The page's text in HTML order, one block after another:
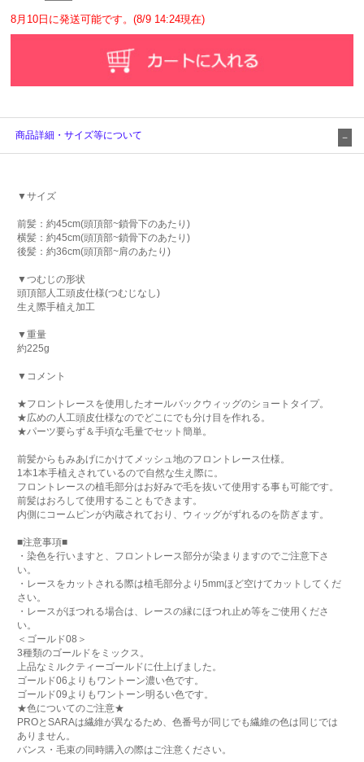
8月10日に発送可能です。(8/9 14:24現在)
商品詳細・サイズ等について
▼サイズ
前髪：約45cm(頭頂部~鎖骨下のあたり)
横髪：約45cm(頭頂部~鎖骨下のあたり)
後髪：約36cm(頭頂部~肩のあたり)
▼つむじの形状
頭頂部人工頭皮仕様(つむじなし)
生え際手植え加工
▼重量
約225g
▼コメント
★フロントレースを使用したオールバックウィッグのショートタイプ。
★広めの人工頭皮仕様なのでどこにでも分け目を作れる。
★パーツ要らず＆手頃な毛量でセット簡単。
前髪からもみあげにかけてメッシュ地のフロントレース仕様。
1本1本手植えされているので自然な生え際に。
フロントレースの植毛部分はお好みで毛を抜いて使用する事も可能です。
前髪はおろして使用することもできます。
内側にコームピンが内蔵されており、ウィッグがずれるのを防ぎます。
■注意事項■
・染色を行いますと、フロントレース部分が染まりますのでご注意下さ
い。
・レースをカットされる際は植毛部分より5mmほど空けてカットしてくだ
さい。
・レースがほつれる場合は、レースの縁にほつれ止め等をご使用くださ
い。
＜ゴールド08＞
3種類のゴールドをミックス。
上品なミルクティーゴールドに仕上げました。
ゴールド06よりもワントーン濃い色です。
ゴールド09よりもワントーン明るい色です。
★色についてのご注意★
PROとSARAは繊維が異なるため、色番号が同じでも繊維の色は同じでは
ありません。
バンス・毛束の同時購入の際はご注意ください。